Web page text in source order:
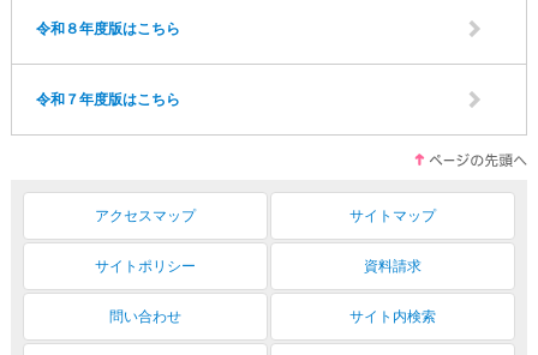
令和８年度版はこちら
令和７年度版はこちら
アクセスマップ サイトマップ
サイトポリシー 資料請求
問い合わせ サイト内検索